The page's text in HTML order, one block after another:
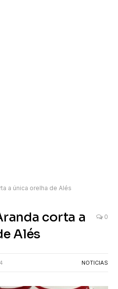
a única orelha de Alés
corta a
Alés
0
NOTICIAS